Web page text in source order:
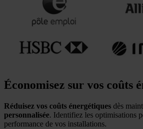
Économisez sur vos coûts
Réduisez vos coûts énergétiques dès
personnalisée. Identifiez les optimisations
performance de vos installations.